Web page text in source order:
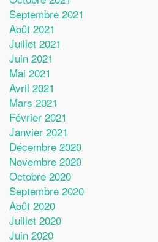
Septembre 2021
Août 2021
Juillet 2021
Juin 2021
Mai 2021
Avril 2021
Mars 2021
Février 2021
Janvier 2021
Décembre 2020
Novembre 2020
Octobre 2020
Septembre 2020
Août 2020
Juillet 2020
Juin 2020